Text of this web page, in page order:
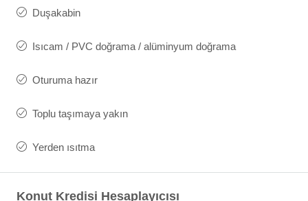
Duşakabin
Isıcam / PVC doğrama / alüminyum doğrama
Oturuma hazır
Toplu taşımaya yakın
Yerden ısıtma
Konut Kredisi Hesaplayıcısı